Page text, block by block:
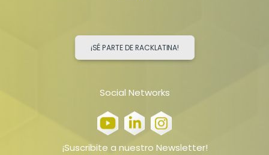
¡SÉ PARTE DE RACKLATINA!
Social Networks
¡Suscribite a nuestro Newsletter!